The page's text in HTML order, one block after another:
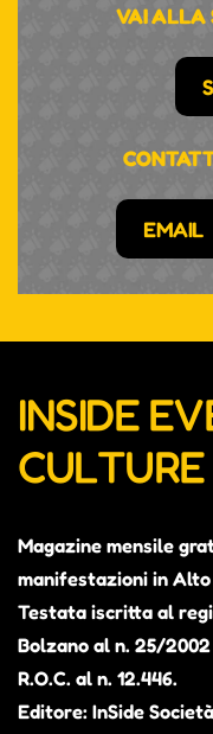
VAI ALLA
EMAIL
INSIDE
CULTURE
Magazine mensile
manifestazioni in
Testata iscritta al
Bolzano al n. 25/
R.O.C. al n. 12.446.
Editore: InSide